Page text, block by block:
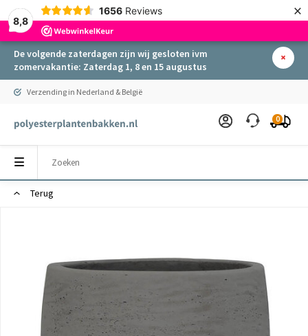
8,8
1656 Reviews ×
De volgende zaterdagen zijn wij gesloten ivm
zomervakantie: Zaterdag 1, 8 en 15 augustus
Verzending in Nederland & België
0
Terug